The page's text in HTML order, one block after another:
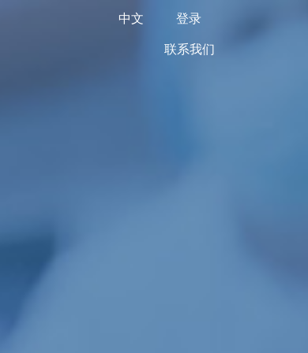
联系我们
登录
中文